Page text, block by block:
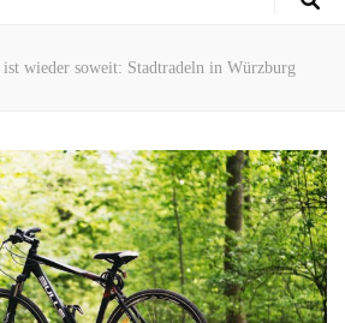
ist wieder soweit: Stadtradeln in Würzburg